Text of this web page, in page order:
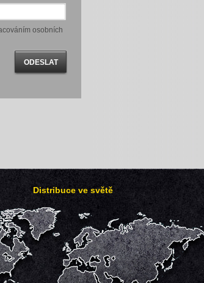
osobních
Distribuce ve světě